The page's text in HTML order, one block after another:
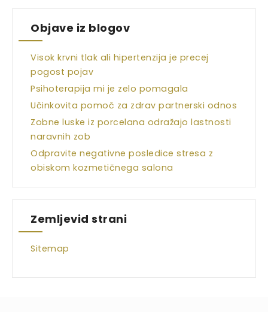
Objave iz blogov
Visok krvni tlak ali hipertenzija je precej
pogost pojav
Psihoterapija mi je zelo pomagala
Učinkovita pomoč za zdrav partnerski odnos
Zobne luske iz porcelana odražajo lastnosti
naravnih zob
Odpravite negativne posledice stresa z
obiskom kozmetičnega salona
Zemljevid strani
Sitemap